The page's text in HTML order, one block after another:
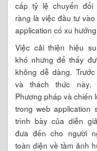
cấp tỷ lệ chuyển đổi
ràng là việc đầu tư
application có xu
Việc cải thiện hiệu
khó nhưng để thấy
không dễ dàng.
và thách thức này,
Phương pháp và chiến
trong web application
trình bày của diễn
đưa đến cho người
toàn diện về tầm ảnh